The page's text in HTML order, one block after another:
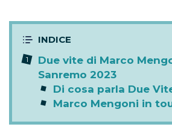
Due vite di Marco
Sanremo 2023
Di cosa parla Due
Marco Mengoni in